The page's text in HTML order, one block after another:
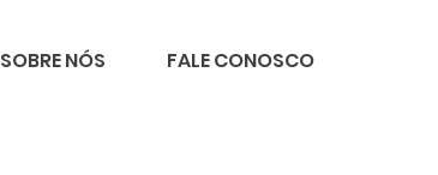
SOBRE NÓS FALE CONOSCO